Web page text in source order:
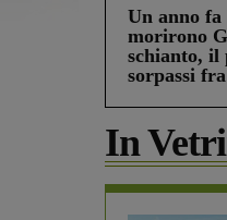
Un anno
morirono
schianto, il
sorpassi
In